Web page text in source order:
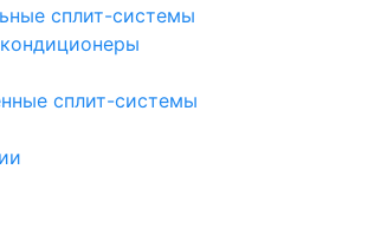
сплит-системы
сплит-системы